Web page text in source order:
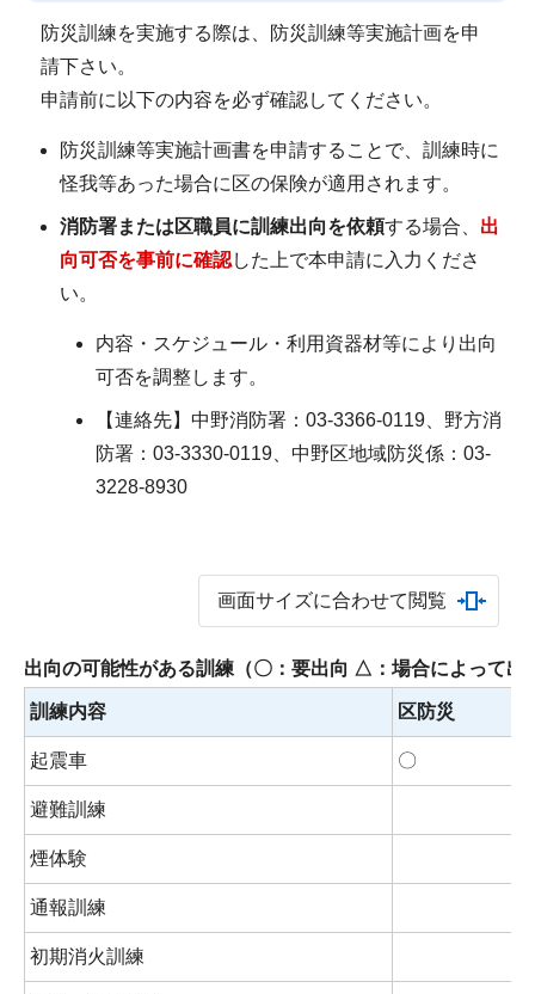
防災訓練を実施する際は、防災訓練等実施計画を申
請下さい。
申請前に以下の内容を必ず確認してください。
防災訓練等実施計画書を申請することで、訓練時に
怪我等あった場合に区の保険が適用されます。
消防署または区職員に訓練出向を依頼する場合、 出
向可否を事前に確認した上で本申請に入力くださ
い。
内容・スケジュール・利用資器材等により出向
可否を調整します。
【連絡先】中野消防署：03-3366-0119、野方消
防署：03-3330-0119、中野区地域防災係：03-
3228-8930
画面サイズに合わせて閲覧
出向の可能性がある訓練（〇：要出向 △：場合によって出
訓練内容 区防災
起震車 〇
避難訓練
煙体験
通報訓練
初期消火訓練